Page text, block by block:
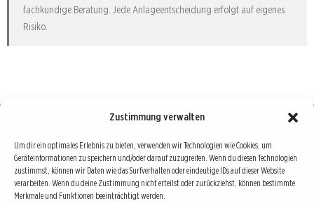
Zustimmung verwalten
Um dir ein optimales Erlebnis zu bieten, verwenden wir Technologien wie Cookies, um
Geräteinformationen zu speichern und/oder darauf zuzugreifen. Wenn du diesen Technologien
zustimmst, können wir Daten wie das Surfverhalten oder eindeutige IDs auf dieser Website
verarbeiten. Wenn du deine Zustimmung nicht erteilst oder zurückziehst, können bestimmte
Merkmale und Funktionen beeinträchtigt werden.
fachkundige Beratung. Jede Anlageentscheidung erfolgt auf eigenes
Risiko.
Börse : lokal, international, global
Erfolgreiche Börsengeschäfte bedingen vor allem drei Dinge: Verlässliche Informationen,
richtige Interpretationen und unabhängige Informationsquellen. Diese drei Bausteine sind
auch die redaktionelle Leitlinie von Börse Global.